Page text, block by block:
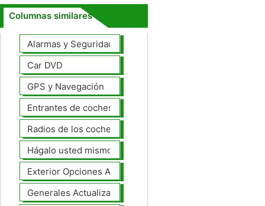
Columnas similares
Alarmas y Seguridad
Car DVD
GPS y Navegación
Entrantes de coches
Radios de los coches
Hágalo usted mismo Mejoras Auto
Exterior Opciones Aftermarket
Generales Actualizaciones Auto